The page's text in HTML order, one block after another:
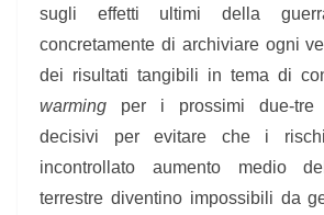
sugli effetti ultimi della
concretamente di archiviare ogni
dei risultati tangibili in tema di
warming per i prossimi due-tre
decisivi per evitare che i
incontrollato aumento medio
terrestre diventino impossibili da